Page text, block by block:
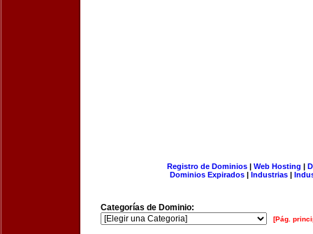
Registro de Dominios| Web Hosting |
Dominios Expirados | Industrias |
Categorías de Dominio:
[Pág.